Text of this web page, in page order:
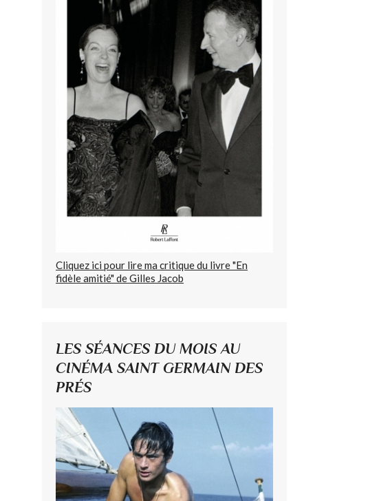
Cliquez ici pour lire ma critique du livre "En
fidèle amitié" de Gilles Jacob
LES SÉANCES DU MOIS AU
CINÉMA SAINT GERMAIN DES
PRÉS